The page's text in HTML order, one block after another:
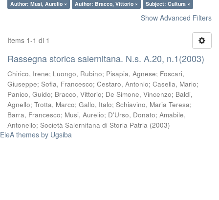
Author: Musi, Aurelio ×
Author: Bracco, Vittorio × Subject: Cultura ×
Show Advanced Filters
Items 1-1 di 1
Rassegna storica salernitana. N.s. A.20, n.1(2003)
Chirico, Irene; Luongo, Rubino; Pisapia, Agnese; Foscari,
Giuseppe; Sofia, Francesco; Cestaro, Antonio; Casella, Mario;
Panico, Guido; Bracco, Vittorio; De Simone, Vincenzo; Baldi,
Agnello; Trotta, Marco; Gallo, Italo; Schiavino, Maria Teresa;
Barra, Francesco; Musi, Aurelio; D'Urso, Donato; Amabile,
Antonello; Società Salernitana di Storia Patria (2003)
EleA themes by Ugsiba